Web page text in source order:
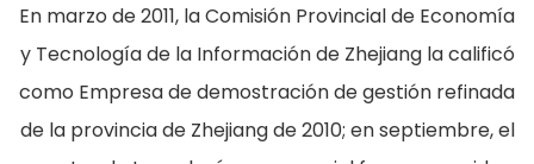
En marzo de 2011, la Comisión Provincial de Economía
y Tecnología de la Información de Zhejiang la calificó
como Empresa de demostración de gestión refinada
de la provincia de Zhejiang de 2010; en septiembre, el